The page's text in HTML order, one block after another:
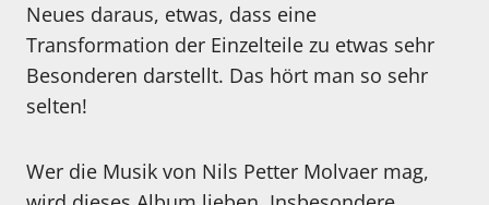
Neues daraus, etwas, dass eine
Transformation der Einzelteile zu etwas sehr
Besonderen darstellt. Das hört man so sehr
selten!
Wer die Musik von Nils Petter Molvaer mag,